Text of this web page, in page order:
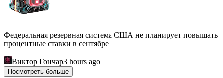
Федеральная резервная система США не планирует повышать
процентные ставки в сентябре
Виктор Гончар3 hours ago
Посмотреть больше